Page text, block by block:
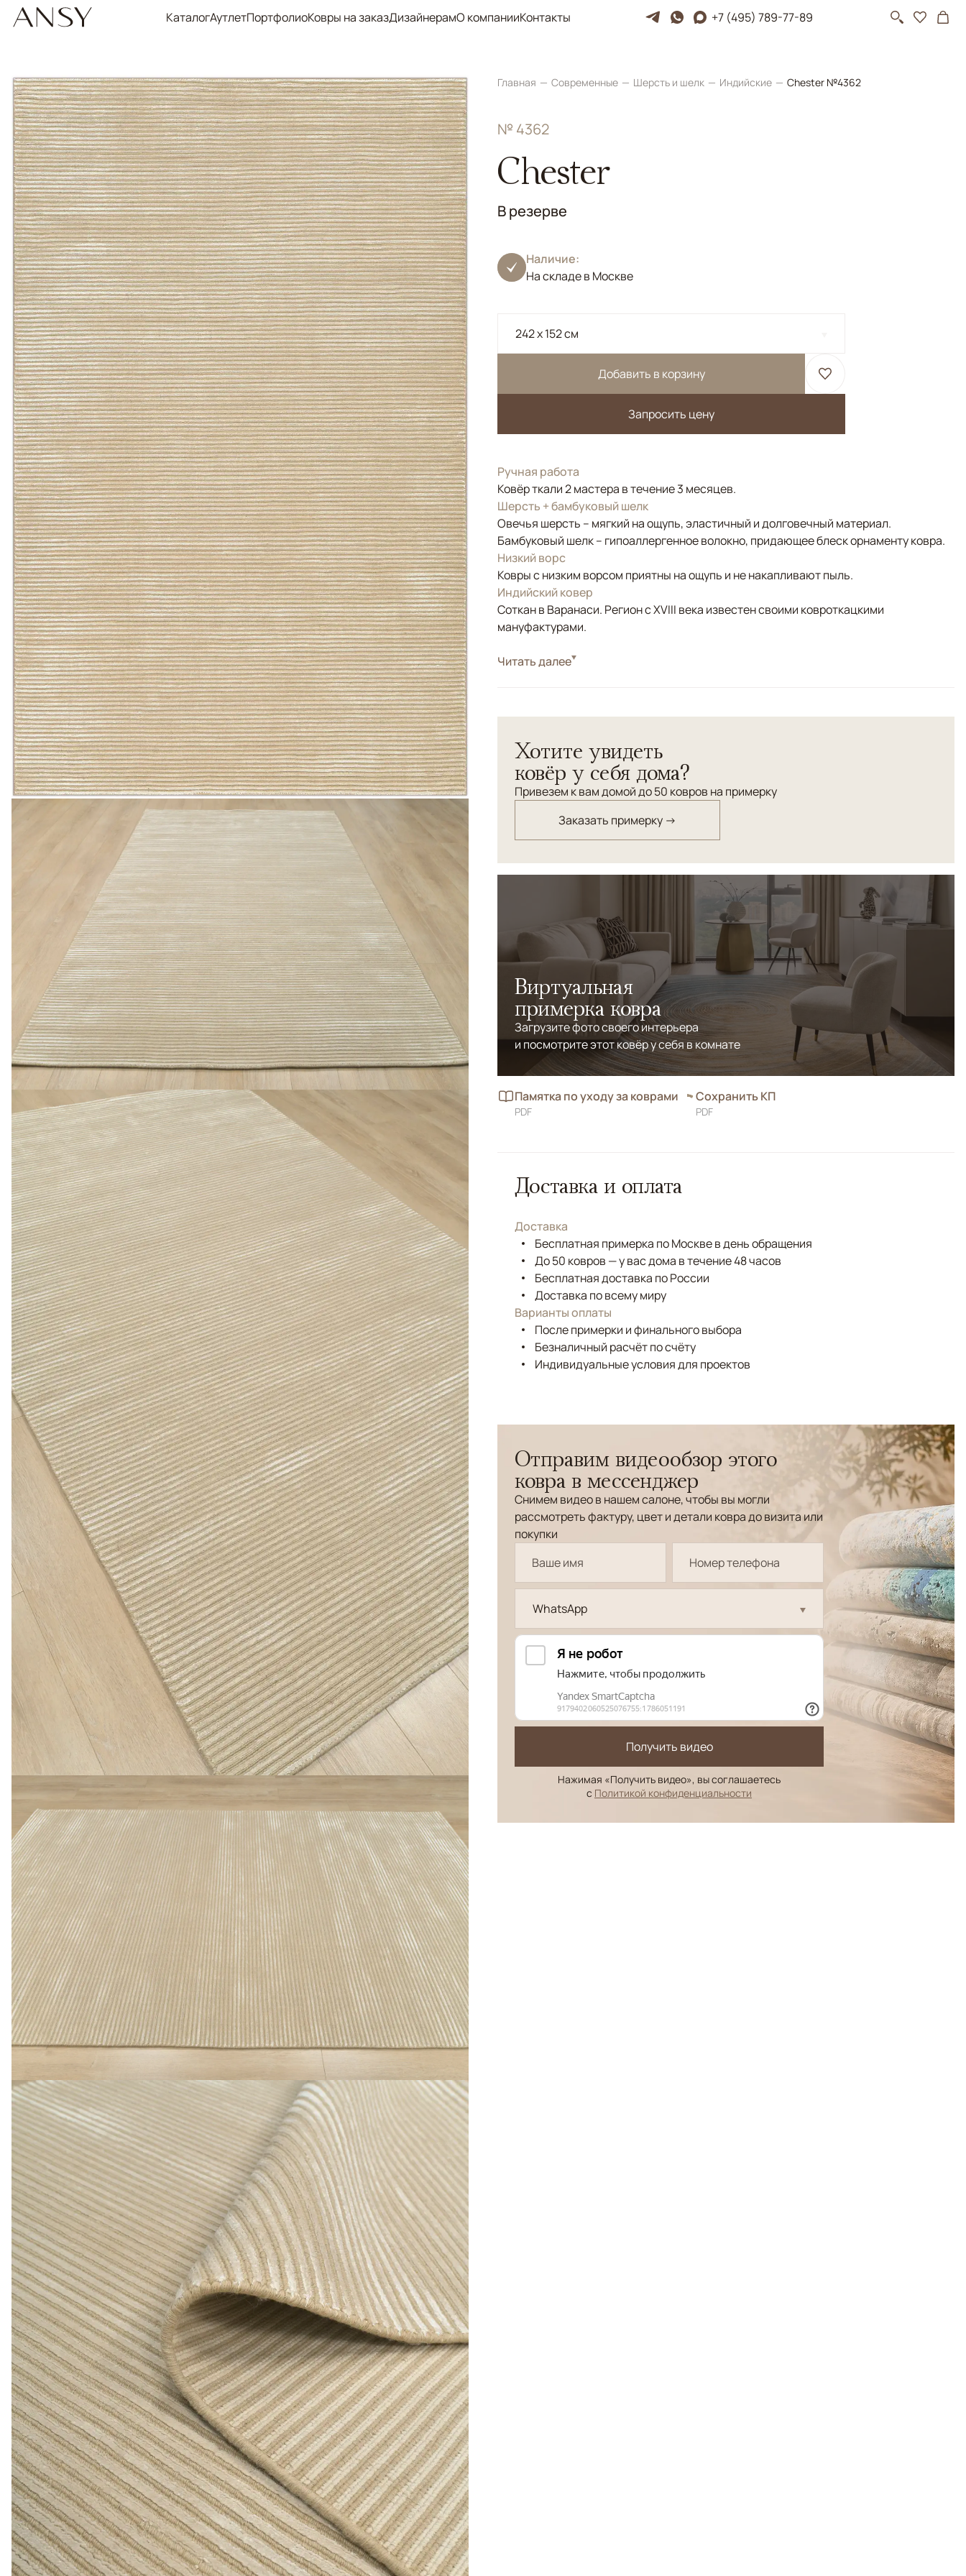
КаталогАутлетПортфолиоКовры на заказДизайнерамО компанииКонтакты +7 (495) 789-77-89
Главная Современные Шерсть и шелк Индийские Chester №4362
№ 4362
Chester
В резерве
Наличие:
На складе в Москве
242 x 152 см
Добавить в корзину
Запросить цену
Ручная работа
Ковёр ткали 2 мастера в течение 3 месяцев.
Шерсть + бамбуковый шелк
Овечья шерсть – мягкий на ощупь, эластичный и долговечный материал.
Бамбуковый шелк – гипоаллергенное волокно, придающее блеск орнаменту ковра.
Низкий ворс
Ковры с низким ворсом приятны на ощупь и не накапливают пыль.
Индийский ковер
Соткан в Варанаси. Регион с XVIII века известен своими ковроткацкими
мануфактурами.
СтильСовременные
Читать далее
Хотите увидеть
ковёр у себя дома?
Привезем к вам домой до 50 ковров на примерку
Заказать примерку →
Виртуальная
примерка ковра
Загрузите фото своего интерьера
и посмотрите этот ковёр у себя в комнате
Памятка по уходу за коврами
PDF
Сохранить КП
PDF
Доставка и оплата
Доставка
Бесплатная примерка по Москве в день обращения
До 50 ковров — у вас дома в течение 48 часов
Бесплатная доставка по России
Доставка по всему миру
Варианты оплаты
После примерки и финального выбора
Безналичный расчёт по счёту
Индивидуальные условия для проектов
Отправим видеообзор этого
ковра в мессенджер
Снимем видео в нашем салоне, чтобы вы могли
рассмотреть фактуру, цвет и детали ковра до визита или
покупки
WhatsApp
Получить видео
Нажимая «Получить видео», вы соглашаетесь
с Политикой конфиденциальности